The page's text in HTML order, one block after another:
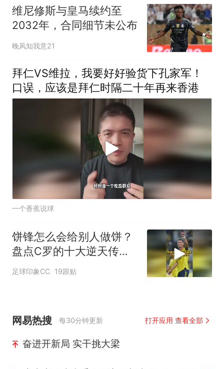
维尼修斯与皇马续约至
2032年，合同细节未公布
晚风知我意21
拜仁VS维拉，我要好好验货下孔家军！
口误，应该是拜仁时隔二十年再来香港
一个香蕉说球
饼锋怎么会给别人做饼？
盘点C罗的十大逆天传
球！
足球印象CC 19跟贴
网易热搜 每30分钟更新 打开应用 查看全部
奋进开新局 实干挑大梁